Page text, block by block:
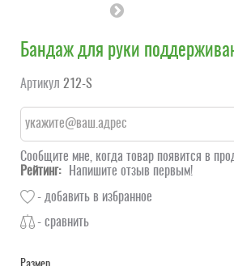
Бандаж для руки
Артикул 212-S
Сообщите мне, когда товар появится в
Рейтинг:
Напишите отзыв первым!
- добавить в избранное
- сравнить